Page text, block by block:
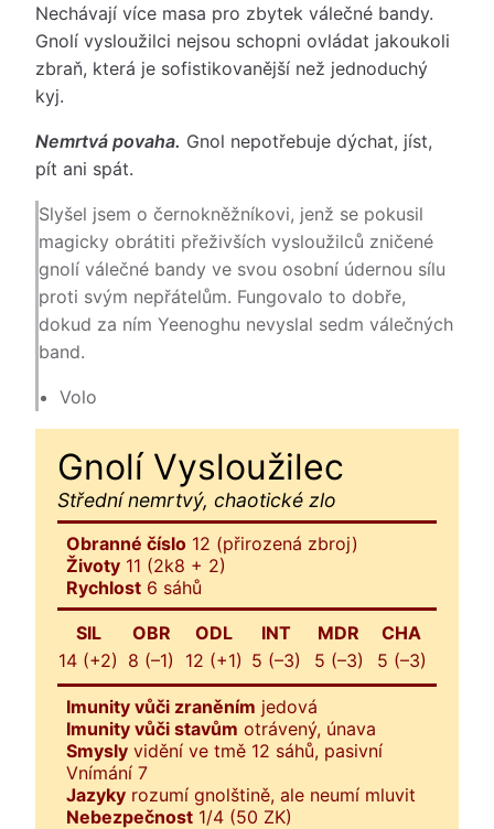
Nechávají více masa pro zbytek válečné bandy.
Gnolí vysloužilci nejsou schopni ovládat jakoukoli
zbraň, která je sofistikovanější než jednoduchý
kyj.
Nemrtvá povaha. Gnol nepotřebuje dýchat, jíst,
pít ani spát.
Slyšel jsem o černokněžníkovi, jenž se pokusil
magicky obrátiti přeživších vysloužilců zničené
gnolí válečné bandy ve svou osobní údernou sílu
proti svým nepřátelům. Fungovalo to dobře,
dokud za ním Yeenoghu nevyslal sedm válečných
band.
Volo
Gnolí Vysloužilec
Střední nemrtvý, chaotické zlo
Obranné číslo 12 (přirozená zbroj)
Životy 11 (2k8 + 2)
Rychlost 6 sáhů
SIL
14 (+2)
OBR
8 (–1)
ODL
12 (+1)
INT
5 (–3)
MDR
5 (–3)
CHA
5 (–3)
Imunity vůči zraněním jedová
Imunity vůči stavům otrávený, únava
Smysly vidění ve tmě 12 sáhů, pasivní
Vnímání 7
Jazyky rozumí gnolštině, ale neumí mluvit
Nebezpečnost 1/4 (50 ZK)